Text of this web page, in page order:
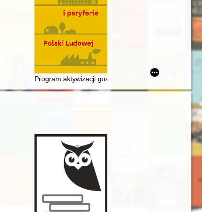
: (rekonesans badawczy)
pracach Umberta Eco : studium bibliologiczne
Program aktywizacji gospodarczej miast, miasteczek i